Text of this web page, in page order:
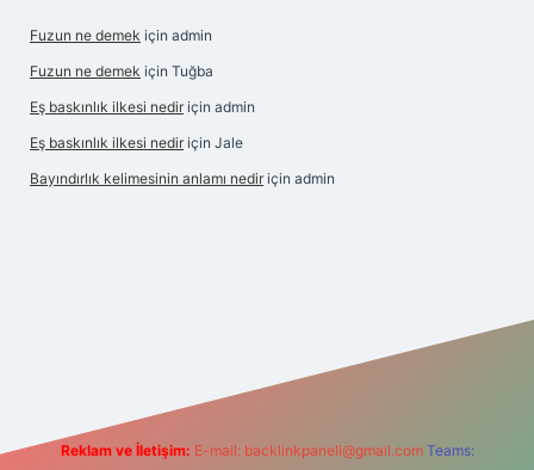
Fuzun ne demek için admin
Fuzun ne demek için Tuğba
Eş baskınlık ilkesi nedir için admin
Eş baskınlık ilkesi nedir için Jale
Bayındırlık kelimesinin anlamı nedir için admin
elexbetgiris.org
Reklam ve İletişim: E-mail: backlinkpaneli@gmail.com Teams: